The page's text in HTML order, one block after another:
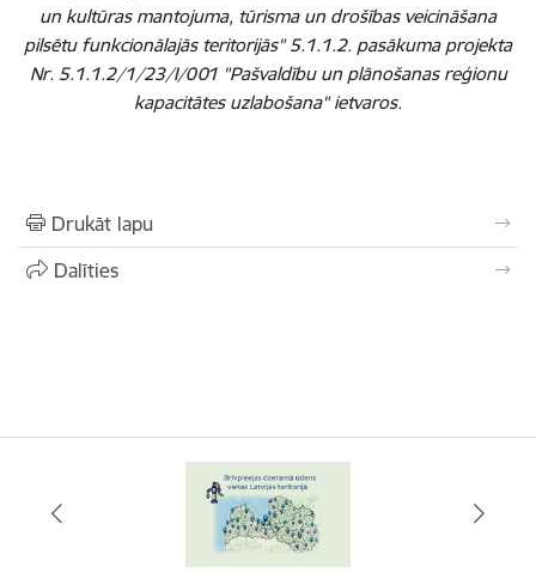
un kultūras mantojuma, tūrisma un drošības veicināšana
pilsētu funkcionālajās teritorijās" 5.1.1.2. pasākuma projekta
Nr. 5.1.1.2/1/23/I/001 "Pašvaldību un plānošanas reģionu
kapacitātes uzlabošana" ietvaros.
Drukāt lapu
Dalīties